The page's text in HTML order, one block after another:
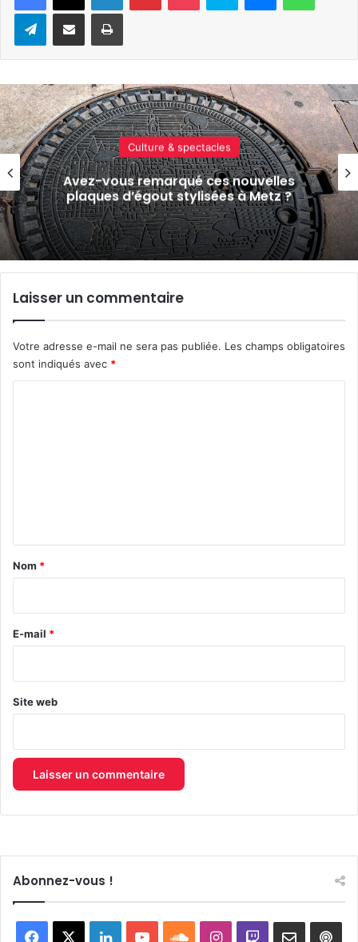
TelegramPartager par e-mail Imprimer
Culture & spectacles
Le Jardin éphémère du festival
Constellations a ouvert devant la gare
de Metz (photos)
Laisser un commentaire
Votre adresse e-mail ne sera pas publiée. Les champs obligatoires
sont indiqués avec *
a
e
Nom *
E-mail *
Site web
Abonnez-vous !
Facebook LinkedinYouTubeSoundCloud
Instagram
Twitch